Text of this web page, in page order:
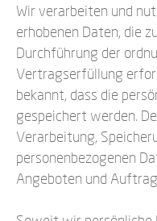
Wir verarbeiten und
erhobenen Daten, die
Durchführung der
Vertragserfüllung
bekannt, dass die
gespeichert werden.
Verarbeitung,
personenbezogenen
Angeboten und